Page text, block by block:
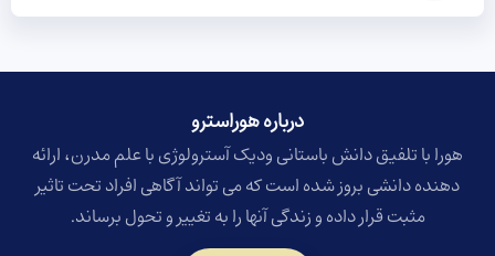
درباره هوراسترو​
هورا با تلفیق دانش باستانی ودیک آسترولوژی با علم مدرن، ارائه
دهنده دانشی بروز شده است که می تواند آگاهی افراد تحت تاثیر
مثبت قرار داده و زندگی آنها را به تغییر و تحول برساند.